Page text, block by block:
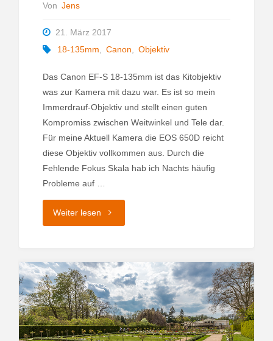
Von Jens
21. März 2017
18-135mm
Canon Objektiv
Das Canon EF-S 18-135mm ist das Kitobjektiv
was zur Kamera mit dazu war. Es ist so mein
Immerdrauf-Objektiv und stellt einen guten
Kompromiss zwischen Weitwinkel und Tele dar.
Für meine Aktuell Kamera die EOS 650D reicht
diese Objektiv vollkommen aus. Durch die
Fehlende Fokus Skala hab ich Nachts häufig
Probleme auf …
Weiter lesen"Canon
S
18-
135mm"